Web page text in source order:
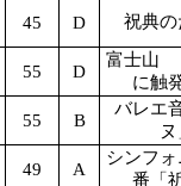
45 D 祝典
55 D
富士山
に触
55 B
バレエ
49 A
シンフ
番「